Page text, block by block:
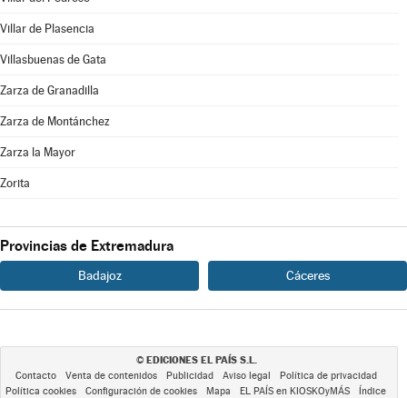
Villar de Plasencia
Villasbuenas de Gata
Zarza de Granadilla
Zarza de Montánchez
Zarza la Mayor
Zorita
Provincias de Extremadura
Badajoz Cáceres
© EDICIONES EL PAÍS S.L.
Contacto Venta de contenidos Publicidad Aviso legal
Política de privacidad
Política cookies
Configuración de cookies Mapa EL PAÍS en KIOSKOyMÁS Índice